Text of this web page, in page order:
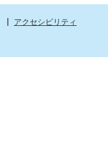
アクセシビリティ